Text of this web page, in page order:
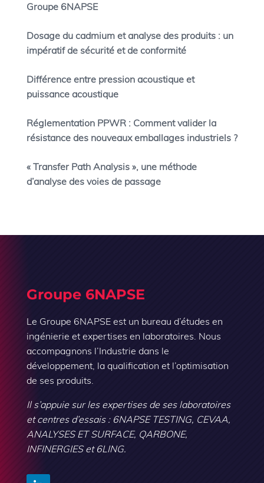
Groupe 6NAPSE
Dosage du cadmium et analyse des produits : un
impératif de sécurité et de conformité
Différence entre pression acoustique et
puissance acoustique
Réglementation PPWR : Comment valider la
résistance des nouveaux emballages industriels ?
« Transfer Path Analysis », une méthode
d’analyse des voies de passage
Groupe 6NAPSE
Le Groupe 6NAPSE est un bureau d’études en
ingénierie et expertises en laboratoires. Nous
accompagnons l’Industrie dans le
développement, la qualification et l’optimisation
de ses produits.
Il s’appuie sur les expertises de ses laboratoires
et centres d’essais : 6NAPSE TESTING, CEVAA,
ANALYSES ET SURFACE, QARBONE,
INFINERGIES et 6LING.